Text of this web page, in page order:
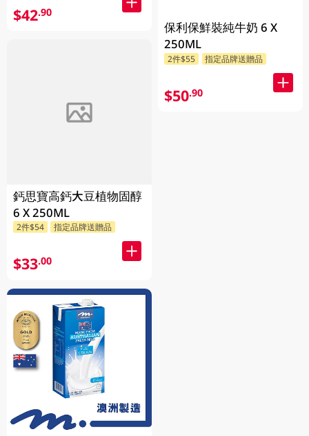
$42.90
鈣思寶高鈣大豆植物固醇
6 X 250ML
2件$54 指定品牌送贈品
$33.00
保利保鮮裝純牛奶 6 X
250ML
2件$55 指定品牌送贈品
$50.90